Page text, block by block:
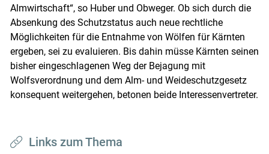
Almwirtschaft“, so Huber und Obweger. Ob sich durch die
Absenkung des Schutzstatus auch neue rechtliche
Möglichkeiten für die Entnahme von Wölfen für Kärnten
ergeben, sei zu evaluieren. Bis dahin müsse Kärnten seinen
bisher eingeschlagenen Weg der Bejagung mit
Wolfsverordnung und dem Alm- und Weideschutzgesetz
konsequent weitergehen, betonen beide Interessenvertreter.
Links zum Thema